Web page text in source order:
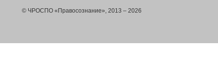
© ЧРОСПО «Правосознание», 2013 – 2026